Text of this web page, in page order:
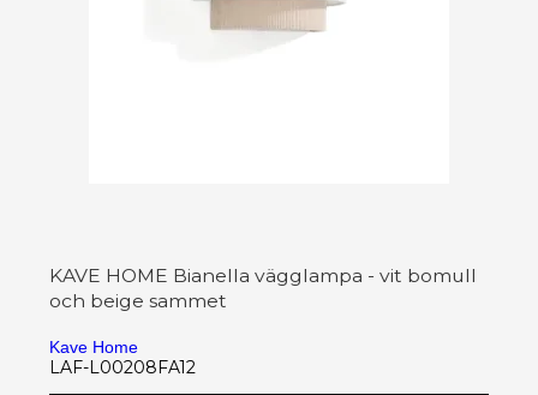
KAVE HOME Bianella vägglampa - vit bomull
och beige sammet
Kave Home
LAF-L00208FA12